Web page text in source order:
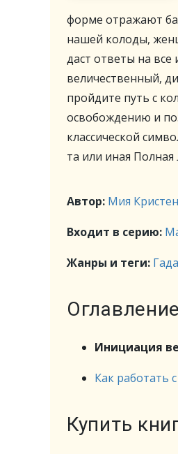
форме отражают
нашей колоды,
даст ответы на
величественный,
пройдите путь с
освобождению и
классической
та или иная Полная
Автор: Мия
Входит в серию:
Жанры и теги:
Оглавление
Инициация
Как работать
Купить